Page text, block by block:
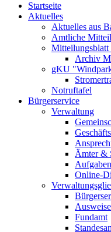
Startseite
Aktuelles
Aktuelles aus
Amtliche
Mitteilungsblatt
Archiv
gKU
Notruftafel
Bürgerservice
Verwaltung
Ämter &
Aufgaben
Online-
Fundamt